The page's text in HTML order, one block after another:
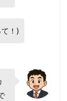
！)